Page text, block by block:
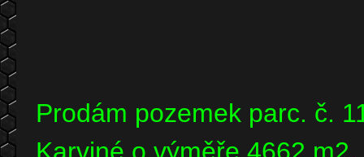
Prodám pozemek parc. č.